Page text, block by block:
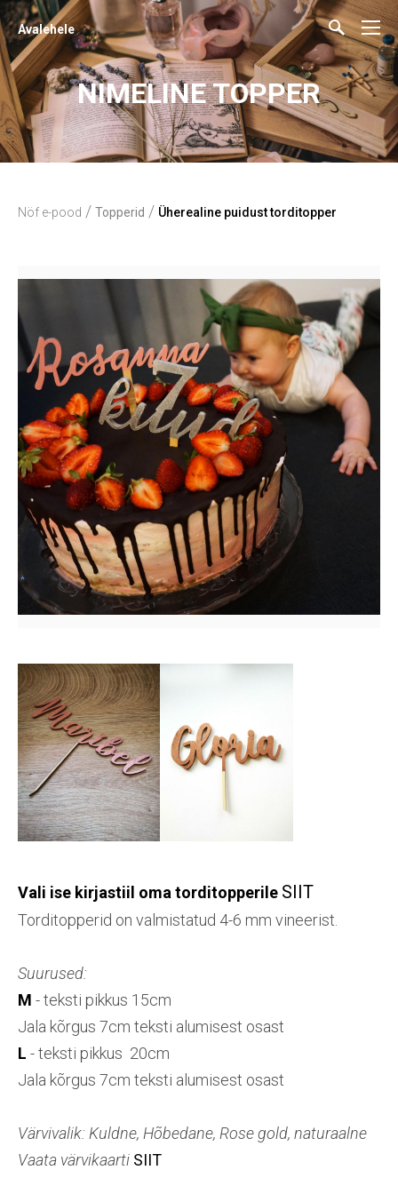
Avalehele
NIMELINE TOPPER
Nöf e-pood / Topperid / Üherealine puidust torditopper
Vali ise kirjastiil oma torditopperile SIIT
Torditopperid on valmistatud 4-6 mm vineerist.
Suurused:
M - teksti pikkus 15cm
Jala kõrgus 7cm teksti alumisest osast
L - teksti pikkus 20cm
Jala kõrgus 7cm teksti alumisest osast
Värvivalik: Kuldne, Hõbedane, Rose gold, naturaalne
Vaata värvikaarti SIIT